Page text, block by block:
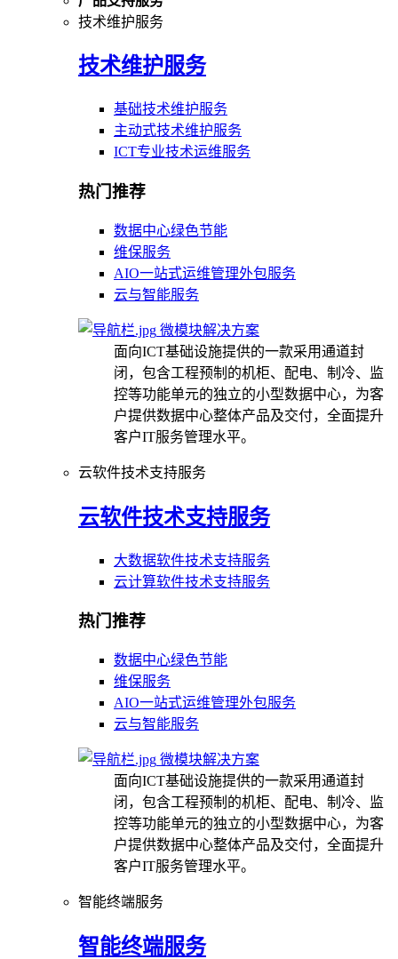
技术维护服务
技术维护服务
基础技术维护服务
主动式技术维护服务
ICT专业技术运维服务
热门推荐
数据中心绿色节能
维保服务
AIO一站式运维管理外包服务
云与智能服务
微模块解决方案
面向ICT基础设施提供的一款采用通道封
闭，包含工程预制的机柜、配电、制冷、监
控等功能单元的独立的小型数据中心，为客
户提供数据中心整体产品及交付，全面提升
客户IT服务管理水平。
云软件技术支持服务
云软件技术支持服务
大数据软件技术支持服务
云计算软件技术支持服务
热门推荐
数据中心绿色节能
维保服务
AIO一站式运维管理外包服务
云与智能服务
微模块解决方案
面向ICT基础设施提供的一款采用通道封
闭，包含工程预制的机柜、配电、制冷、监
控等功能单元的独立的小型数据中心，为客
户提供数据中心整体产品及交付，全面提升
客户IT服务管理水平。
智能终端服务
智能终端服务